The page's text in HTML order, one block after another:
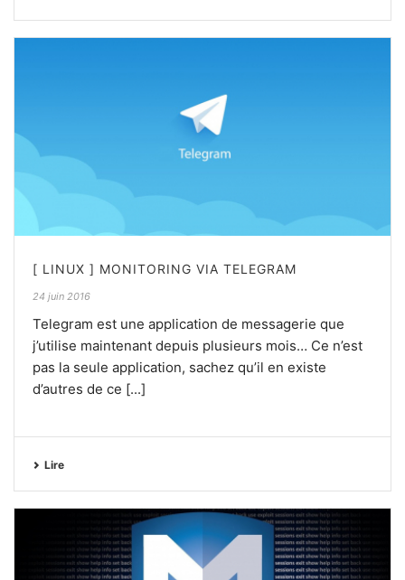
[ LINUX ] MONITORING VIA TELEGRAM
24 juin 2016
Telegram est une application de messagerie que
j’utilise maintenant depuis plusieurs mois… Ce n’est
pas la seule application, sachez qu’il en existe
d’autres de ce [...]
Lire